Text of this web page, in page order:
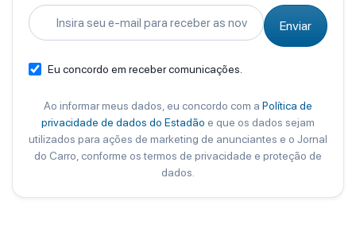
Enviar
Eu concordo em receber comunicações.
Ao informar meus dados, eu concordo com a Política de
privacidade de dados do Estadão e que os dados sejam
utilizados para ações de marketing de anunciantes e o Jornal
do Carro, conforme os termos de privacidade e proteção de
dados.